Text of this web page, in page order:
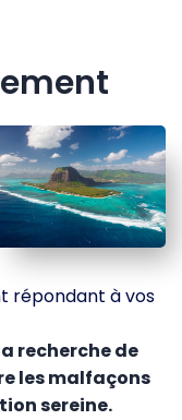
répondant à vos
recherche de
les malfaçons
sereine.